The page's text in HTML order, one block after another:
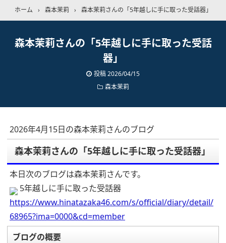
ホーム › 森本茉莉 › 森本茉莉さんの「5年越しに手に取った受話器」
森本茉莉さんの「5年越しに手に取った受話
器」
投稿2026/04/15
森本茉莉
2026年4月15日の森本茉莉さんのブログ
森本茉莉さんの「5年越しに手に取った受話器」
本日次のブログは森本茉莉さんです。
5年越しに手に取った受話器
https://www.hinatazaka46.com/s/official/diary/detail/
68965?ima=0000&cd=member
ブログの概要